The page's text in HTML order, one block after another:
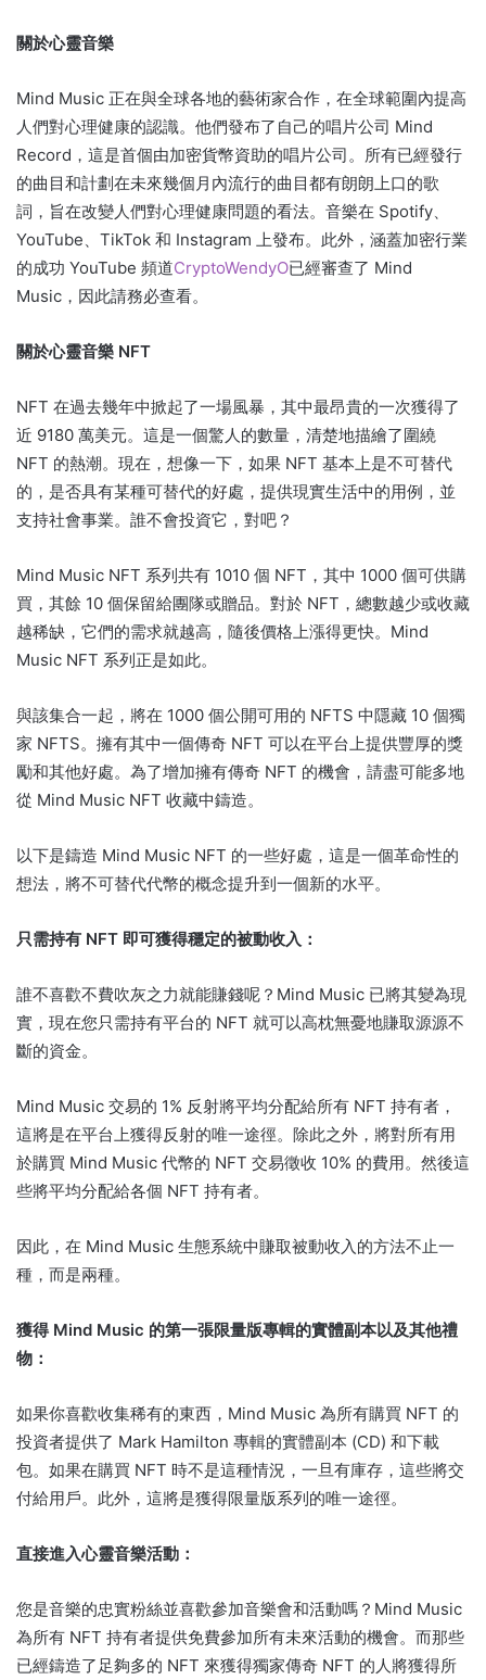
關於心靈音樂
Mind Music 正在與全球各地的藝術家合作，在全球範圍內提高
人們對心理健康的認識。 他們發布了自己的唱片公司 Mind
Record，這是首個由加密貨幣資助的唱片公司。 所有已經發行
的曲目和計劃在未來幾個月內流行的曲目都有朗朗上口的歌
詞，旨在改變人們對心理健康問題的看法。 音樂在 Spotify、
YouTube、TikTok 和 Instagram 上發布。 此外，涵蓋加密行業
的成功 YouTube 頻道CryptoWendyO已經審查了 Mind
Music，因此請務必查看。
關於心靈音樂 NFT
NFT 在過去幾年中掀起了一場風暴，其中最昂貴的一次獲得了
近 9180 萬美元。 這是一個驚人的數量，清楚地描繪了圍繞
NFT 的熱潮。 現在，想像一下，如果 NFT 基本上是不可替代
的，是否具有某種可替代的好處，提供現實生活中的用例，並
支持社會事業。 誰不會投資它，對吧？
Mind Music NFT 系列共有 1010 個 NFT，其中 1000 個可供購
買，其餘 10 個保留給團隊或贈品。 對於 NFT，總數越少或收藏
越稀缺，它們的需求就越高，隨後價格上漲得更快。 Mind
Music NFT 系列正是如此。
與該集合一起，將在 1000 個公開可用的 NFTS 中隱藏 10 個獨
家 NFTS。 擁有其中一個傳奇 NFT 可以在平台上提供豐厚的獎
勵和其他好處。 為了增加擁有傳奇 NFT 的機會，請盡可能多地
從 Mind Music NFT 收藏中鑄造。
以下是鑄造 Mind Music NFT 的一些好處，這是一個革命性的
想法，將不可替代代幣的概念提升到一個新的水平。
只需持有 NFT 即可獲得穩定的被動收入：
誰不喜歡不費吹灰之力就能賺錢呢？ Mind Music 已將其變為現
實，現在您只需持有平台的 NFT 就可以高枕無憂地賺取源源不
斷的資金。
Mind Music 交易的 1% 反射將平均分配給所有 NFT 持有者，
這將是在平台上獲得反射的唯一途徑。 除此之外，將對所有用
於購買 Mind Music 代幣的 NFT 交易徵收 10% 的費用。 然後這
些將平​​均分配給各個 NFT 持有者。
因此，在 Mind Music 生態系統中賺取被動收入的方法不止一
種，而是兩種。
獲得 Mind Music 的第一張限量版專輯的實體副本以及其他禮
物：
如果你喜歡收集稀有的東西，Mind Music 為所有購買 NFT 的
投資者提供了 Mark Hamilton 專輯的實體副本 (CD) 和下載
包。 如果在購買 NFT 時不是這種情況，一旦有庫存，這些將交
付給用戶。 此外，這將是獲得限量版系列的唯一途徑。
直接進入心靈音樂活動：
您是音樂的忠實粉絲並喜歡參加音樂會和活動嗎？ Mind Music
為所有 NFT 持有者提供免費參加所有未來活動的機會。 而那些
已經鑄造了足夠多的 NFT 來獲得獨家傳奇 NFT 的人將獲得所